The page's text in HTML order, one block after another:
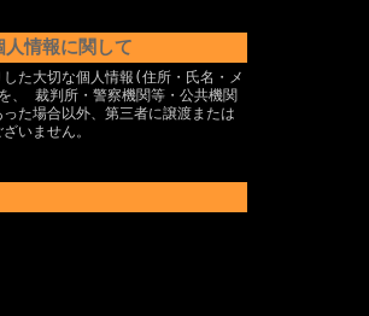
人情報に関して
た大切な個人情報(住所・氏名・メ
、 裁判所・警察機関等・公共機関
た場合以外、第三者に譲渡または
いません。